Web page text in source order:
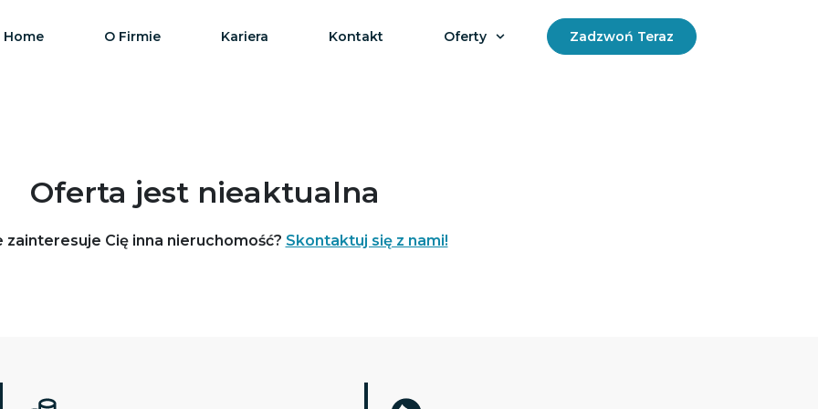
Home O Firmie Kariera Kontakt Oferty Zadzwoń Teraz
Oferta jest nieaktualna
zainteresuje Cię inna nieruchomość? Skontaktuj się z nami!